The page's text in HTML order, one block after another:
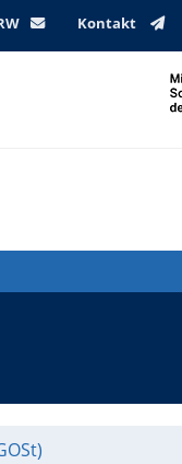
Kontakt